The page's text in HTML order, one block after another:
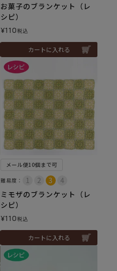
お菓子のブランケット（レ
シピ）
¥110税込
カートに入れる
メール便10個まで可
難易度：
ミモザのブランケット（レ
シピ）
¥110税込
カートに入れる